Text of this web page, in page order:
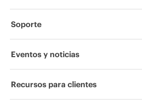
Acerca de HPE
Responsabilidad corporativa
Soporte
Servicios de soporte operativo
Eventos y noticias
Eventos
Recursos para clientes